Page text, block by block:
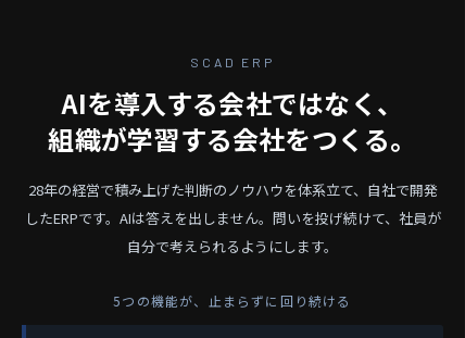
SCAD ERP
AIを導入する会社ではなく、
組織が学習する会社をつくる。
28年の経営で積み上げた判断のノウハウを体系立て、自社で開発
したERPです。 AIは答えを出しません。問いを投げ続けて、社員が
自分で考えられるようにします。
5つの機能が、止まらずに回り続ける